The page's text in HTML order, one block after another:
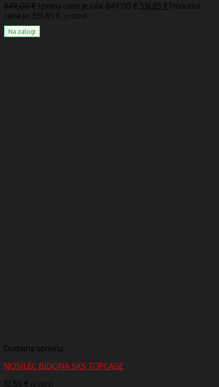
849,00€ Izvirna cena je bila: 849,00 €.551,85 €Trenutna
cena je: 551,85 €. (z DDV)
Na zalogi
Dodatna oprema
NOSILEC BIDONA SKS TOPCAGE
10,50 € (z DDV)